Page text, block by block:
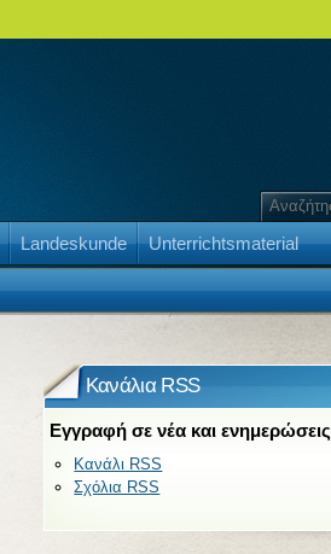
Landeskunde Unterrichtsmaterial
Κανάλια RSS
Εγγραφή σε νέα και ενημερώσεις
Κανάλι RSS
Σχόλια RSS